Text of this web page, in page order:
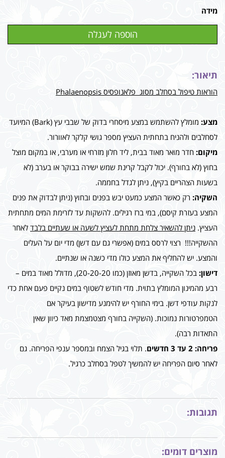
מידה
תיאור:
הוראות טיפול בסחלב מסוג פלאנופסיס Phalaenopsis
מצע:
מומלץ להשתמש במצע מיסחרי בדוק של שבבי עץ (Bark) המיועד
לסחלבים ולהניח בתחתית העציץ מספר גושי קלקר לאוורור.
מיקום: חדר מואר מאוד בבית, ליד חלון מזרחי או מערבי, או במקום מוצל
בחוץ (לא בחורף). יכול לקבל קרינת שמש ישירה בבוקר או בערב (לא
בשעות הצהריים בקיץ), ניתן לגדל בחממה.
השקיה: רק כאשר המצע כמעט יבש בפנים ובחוץ (ניתן לבדוק את פנים
המצע בעזרת קיסם), במי ברז רגילים. להשקות עד לזרימת המים מתחתית
העציץ. ניתן להשאיר צלחת מתחת לעציץ לשעה או שעתיים בלבד לאחר
ההשקייה!!! רצוי לרסס במים (אפשרי גם עם דשן) מדי יום על העלים
והמצע. יש להחליף את המצע כולו מדי כשנה או שנתיים.
דישון:
בכל השקייה, בדשן מאוזן (כמו 20-20-20), מדולל מאוד במים –
רבע מהמינון המומלץ בתוית. מדי חודש לשטוף במים נקיים פעם אחת כדי
לנקות עודפי דשן. בימי החורף יש להימנע מדישון בעיקר אם
הטמפרטורות נמוכות. (השקייה בחורף מצטמצמת מאד כיוון שאין
התאדות רבה).
פריחה: 2 עד 3 חדשים
. תלוי בגיל הצמח ובמספר ענפי הפריחה. גם
לאחר סיום הפריחה יש להמשיך לטפל בסחלב כרגיל.
תגובות:
מוצרים דומים: